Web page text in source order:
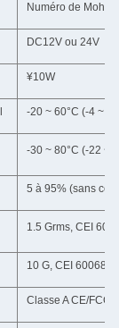
Numéro de Mohs
DC12V ou 24V
¥10W
-20 ~ 60°C (-4 ~
-30 ~ 80°C (-22 ~
5 à 95% (sans
1.5 Grms, CEI
10 G, CEI 60068-
Classe A CE/FCC